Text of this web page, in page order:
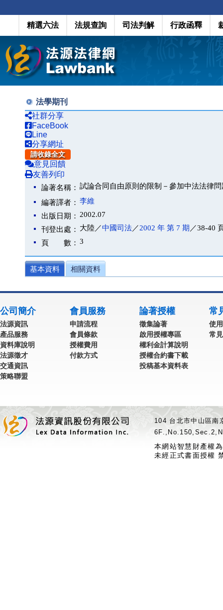
精選六法 法規查詢 司法判解 行政函釋
法學期刊
社群分享
FaceBook
Line
分享網址
請收錄全文
意見回饋
友善列印
論著名稱： 試論合同自由原則的限制－參加中法法律
編著譯者： 李維
出版日期： 2002.07
刊登出處： 大陸／中國司法／2002 年 第 7 期 ／38-40
頁 數： 3
基本資料 相關資料
公司簡介
法源資訊
產品服務
資料庫說明
法源徵才
交通資訊
策略聯盟
會員服務
申請流程
會員條款
授權費用
付款方式
論著授權
徵集論著
啟用授權專區
權利金計算說明
授權合約書下載
投稿基本資料表
常
使
常
104 台北市中山區
本網站智慧財產權
未經正式書面授權